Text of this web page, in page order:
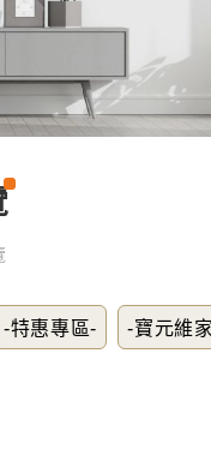
-特惠專區- -寶元維